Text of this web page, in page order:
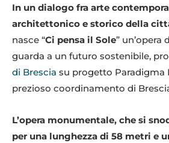
In un dialogo fra arte
architettonico e storico della
nasce “Ci pensa il Sole” un’opera
guarda a un futuro sostenibile,
di Brescia su progetto Paradigma
prezioso coordinamento di
L’opera monumentale, che si
per una lunghezza di 58 metri e